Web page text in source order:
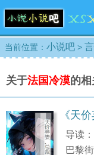
当前位置： 小说吧 >
关于法国冷漠的
《天
导读
巴黎